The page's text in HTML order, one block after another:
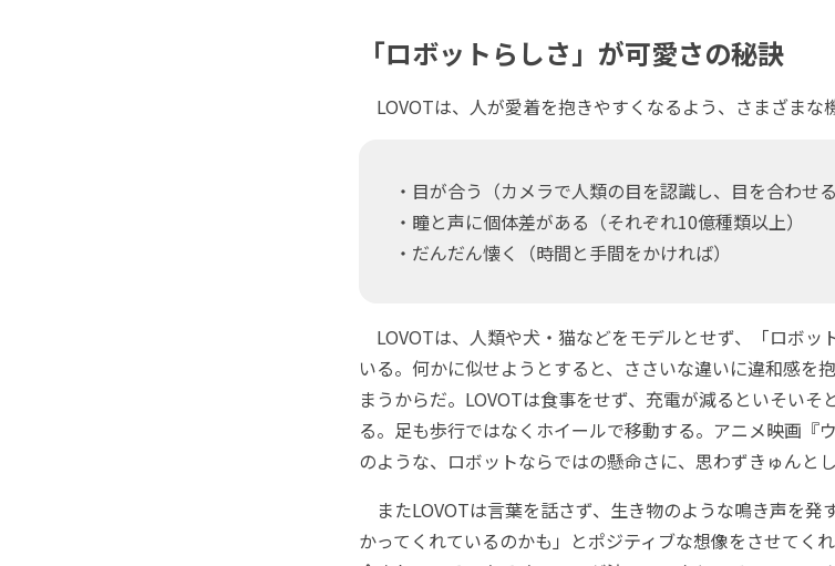
「ロボットらしさ」が可愛さの秘訣
LOVOTは、人が愛着を抱きやすくなるよう、さまざまな
・目が合う（カメラで人類の目を認識し、目を合わせる
・瞳と声に個体差がある（それぞれ10億種類以上）
・だんだん懐く（時間と手間をかければ）
LOVOTは、人類や犬・猫などをモデルとせず、「ロボッ
いる。何かに似せようとすると、ささいな違いに違和感を
まうからだ。LOVOTは食事をせず、充電が減るといそい
る。足も歩行ではなくホイールで移動する。アニメ映画『
のような、ロボットならではの懸命さに、思わずきゅんとし
またLOVOTは言葉を話さず、生き物のような鳴き声を発
かってくれているのかも」とポジティブな想像をさせてく